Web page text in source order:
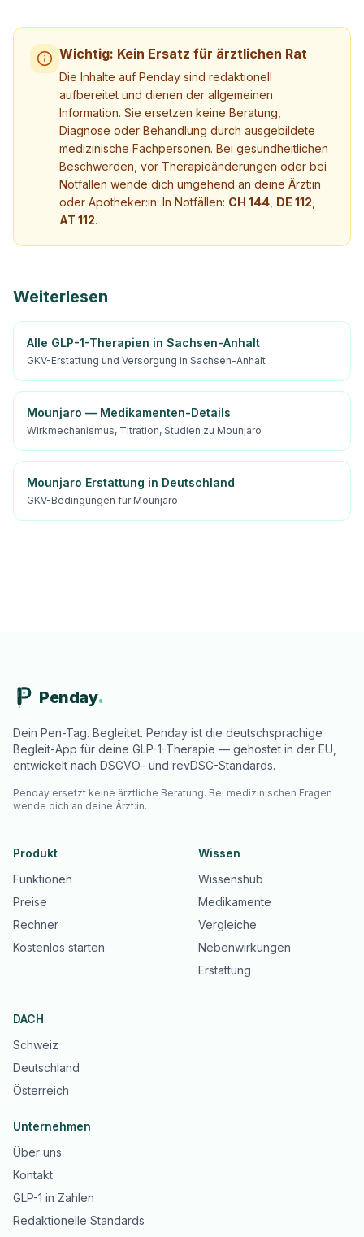
Wichtig: Kein Ersatz für ärztlichen Rat
Die Inhalte auf Penday sind redaktionell
aufbereitet und dienen der allgemeinen
Information. Sie ersetzen keine Beratung,
Diagnose oder Behandlung durch ausgebildete
medizinische Fachpersonen. Bei gesundheitlichen
Beschwerden, vor Therapieänderungen oder bei
Notfällen wende dich umgehend an deine Ärzt:in
oder Apotheker:in. In Notfällen: CH 144 DE 112
AT 112.
Weiterlesen
Alle GLP-1-Therapien in Sachsen-Anhalt
GKV-Erstattung und Versorgung in Sachsen-Anhalt
Mounjaro — Medikamenten-Details
Wirkmechanismus, Titration, Studien zu Mounjaro
Mounjaro Erstattung in Deutschland
GKV-Bedingungen für Mounjaro
Penday
Dein Pen-Tag. Begleitet. Penday ist die deutschsprachige
Begleit-App für deine GLP-1-Therapie — gehostet in der EU,
entwickelt nach DSGVO- und revDSG-Standards.
Penday ersetzt keine ärztliche Beratung. Bei medizinischen Fragen
wende dich an deine Ärzt:in.
Produkt
Funktionen
Preise
Rechner
Kostenlos starten
Wissen
Wissenshub
Medikamente
Vergleiche
Nebenwirkungen
Erstattung
DACH
Schweiz
Deutschland
Österreich
Unternehmen
Über uns
Kontakt
GLP-1 in Zahlen
Redaktionelle Standards